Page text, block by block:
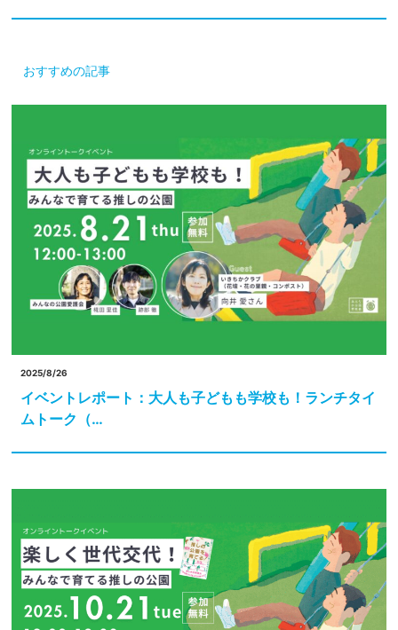
おすすめの記事
2025/8/26
イベントレポート：大人も子どもも学校も！ランチタイ
ムトーク（…